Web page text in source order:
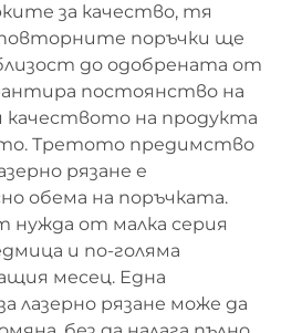
за качество, тя
повторните поръчки ще
до одобрената от
постоянство на
на продукта
Третото предимство
рязане е
обема на поръчката.
нужда от малка серия
и по-голяма
месец. Една
лазерно рязане може да